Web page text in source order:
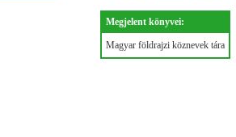
Megjelent könyvei:
Magyar földrajzi köznevek tára